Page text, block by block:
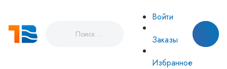
сторона, ТК «Конструктор», линия
Войти
Заказы
Избранное